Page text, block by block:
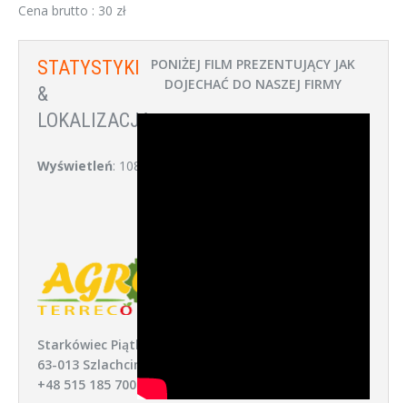
Cena brutto : 30 zł
STATYSTYKI
&
LOKALIZACJA:
Wyświetleń: 1086
Starkówiec Piątkowski 52,
63-013 Szlachcin
+48 515 185 700
PONIŻEJ FILM PREZENTUJĄCY JAK
DOJECHAĆ DO NASZEJ FIRMY